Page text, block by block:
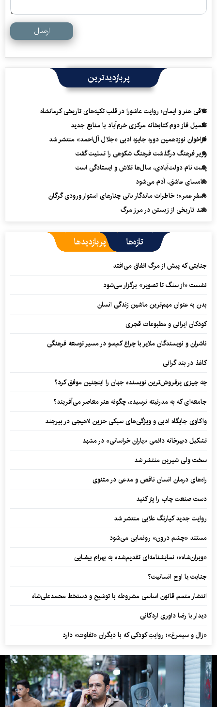
ارسال
پربازدیدترین
تلاقی هنر و ایمان؛ روایت عاشورا در قلب تکیه‌های تاریخی کرمانشاه
تکمیل فاز دوم کتابخانه مرکزی خرم‌آباد با منابع جدید
فراخوان نوزدهمین دوره جایزه ادبی «جلال آل‌احمد» منتشر شد
وزیر فرهنگ درگذشت فرهنگ شکوهی را تسلیت گفت
پشت نام دولت‌آبادی، سال‌ها تلاش و ایستادگی است
سامسای عاشق، آدم می‌شود
«سفرِ عمر»؛ خاطرات ماندگار بانی چنارهای استوار ورودی گرگان
سند تاریخی از زیستن در مرز مرگ
تازه‌ها پربازدیدها
جنایتی که پیش از مرگ اتفاق می‌افتد
نشست «از سنگ تا تصویر» برگزار می‌شود
بدن به عنوان مهم‌ترین ماشین زندگی انسان
کودکان ایرانی و مطبوعات قجری
ناشران و نویسندگان ملایر با چراغ کم‌سو در مسیر توسعه فرهنگی
کاغذ در بند گرانی
چه چیزی پرفروش‌ترین نویسنده جهان را اینچنین موفق کرد؟
جامعه‌ای که به مدرنیته نرسیده، چگونه هنر معاصر می‌آفریند؟
واکاوی جایگاه ادبی و ویژگی‌های سبکی حزین لاهیجی در بیرجند
تشکیل دبیرخانه دائمی «یاران خراسانی» در مشهد
سخت ولی شیرین منتشر شد
راه‌های درمان انسان ناقص و مدعی در مثنوی
دست صنعت چاپ را پرُ کنید
روایت جدید کیارنگ علایی منتشر شد
مستند «چشم درون» رونمایی می‌شود
«ویران‌شاه»؛ نمایشنامه‌ای تقدیم‌شده به بهرام بیضایی
جنایت یا اوج انسانیت؟
انتشار متمم قانون اساسی مشروطه با توشیح و دستخط محمدعلی‌شاه
دیدار با رضا داوری اردکانی
«زال و سیمرغ»؛ روایتِ کودکی که با دیگران «تفاوت» دارد